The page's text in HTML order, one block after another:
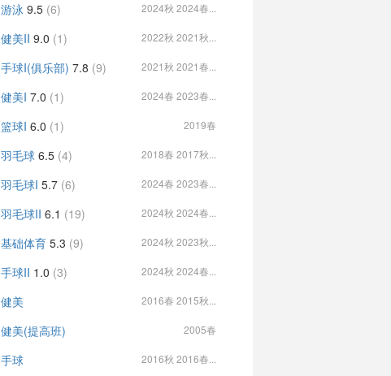
游泳 9.5 (6) 2024秋 2024春...
健美II 9.0 (1) 2022秋 2021秋...
手球I(俱乐部) 7.8 (9) 2021秋 2021春...
健美I 7.0 (1) 2024春 2023春...
篮球I 6.0 (1) 2019春
羽毛球 6.5 (4) 2018春 2017秋...
羽毛球I 5.7 (6) 2024春 2023春...
羽毛球II 6.1 (19) 2024秋 2024春...
基础体育 5.3 (9) 2024秋 2023秋...
手球II 1.0 (3) 2024秋 2024春...
健美 2016春 2015秋...
健美(提高班) 2005春
手球 2016秋 2016春...